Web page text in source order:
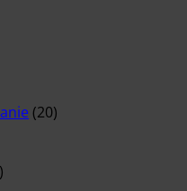
(20)